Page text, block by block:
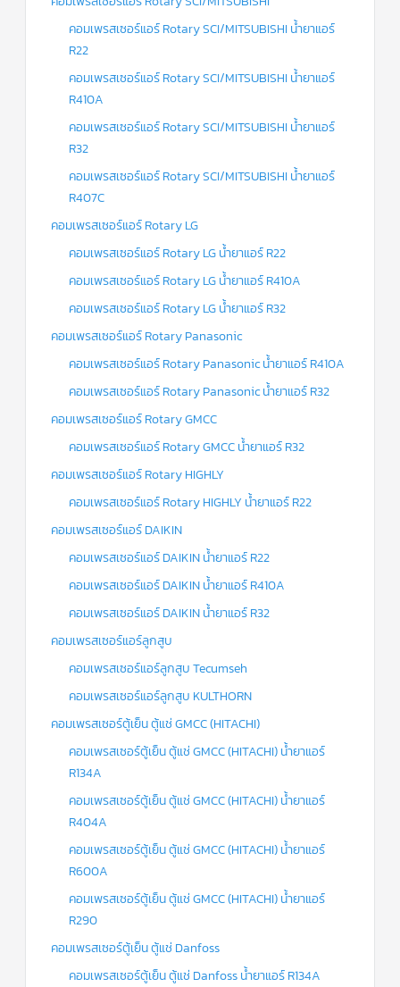
คอมเพรสเซอร์แอร์ Rotary SCI/MITSUBISHI น้ำยาแอร์
R22
คอมเพรสเซอร์แอร์ Rotary SCI/MITSUBISHI น้ำยาแอร์
R410A
คอมเพรสเซอร์แอร์ Rotary SCI/MITSUBISHI น้ำยาแอร์
R32
คอมเพรสเซอร์แอร์ Rotary SCI/MITSUBISHI น้ำยาแอร์
R407C
คอมเพรสเซอร์แอร์ Rotary LG
คอมเพรสเซอร์แอร์ Rotary LG น้ำยาแอร์ R22
คอมเพรสเซอร์แอร์ Rotary LG น้ำยาแอร์ R410A
คอมเพรสเซอร์แอร์ Rotary LG น้ำยาแอร์ R32
คอมเพรสเซอร์แอร์ Rotary Panasonic
คอมเพรสเซอร์แอร์ Rotary Panasonic น้ำยาแอร์ R410A
คอมเพรสเซอร์แอร์ Rotary Panasonic น้ำยาแอร์ R32
คอมเพรสเซอร์แอร์ Rotary GMCC
คอมเพรสเซอร์แอร์ Rotary GMCC น้ำยาแอร์ R32
คอมเพรสเซอร์แอร์ Rotary HIGHLY
คอมเพรสเซอร์แอร์ Rotary HIGHLY น้ำยาแอร์ R22
คอมเพรสเซอร์แอร์ DAIKIN
คอมเพรสเซอร์แอร์ DAIKIN น้ำยาแอร์ R22
คอมเพรสเซอร์แอร์ DAIKIN น้ำยาแอร์ R410A
คอมเพรสเซอร์แอร์ DAIKIN น้ำยาแอร์ R32
คอมเพรสเซอร์แอร์ลูกสูบ
คอมเพรสเซอร์แอร์ลูกสูบ Tecumseh
คอมเพรสเซอร์แอร์ลูกสูบ KULTHORN
คอมเพรสเซอร์ตู้เย็น ตู้แช่ GMCC (HITACHI)
คอมเพรสเซอร์ตู้เย็น ตู้แช่ GMCC (HITACHI) น้ำยาแอร์
R134A
คอมเพรสเซอร์ตู้เย็น ตู้แช่ GMCC (HITACHI) น้ำยาแอร์
R404A
คอมเพรสเซอร์ตู้เย็น ตู้แช่ GMCC (HITACHI) น้ำยาแอร์
R600A
คอมเพรสเซอร์ตู้เย็น ตู้แช่ GMCC (HITACHI) น้ำยาแอร์
R290
คอมเพรสเซอร์ตู้เย็น ตู้แช่ Danfoss
คอมเพรสเซอร์ตู้เย็น ตู้แช่ Danfoss น้ำยาแอร์ R134A